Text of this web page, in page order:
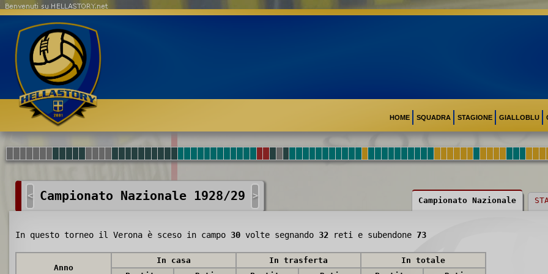
HOME SQUADRA STAGIONE GIALLOBLU
Benvenuti su HELLASTORY.net
< Campionato Nazionale 1928/29 > Campionato Nazionale
In questo torneo il Verona è sceso in campo 30 volte segnando 32 reti e subendone 73
Anno
In casa In trasferta
In totale